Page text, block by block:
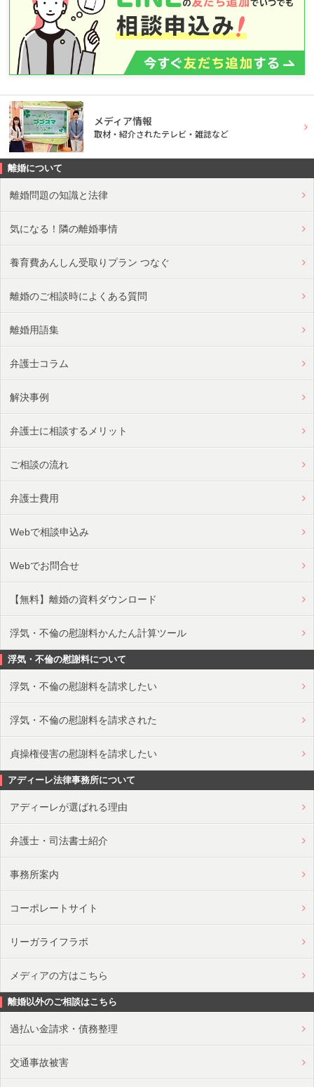
メディア情報
取材・紹介されたテレビ・雑誌など
離婚について
離婚問題の知識と法律
気になる！隣の離婚事情
養育費あんしん受取りプラン つなぐ
離婚のご相談時によくある質問
離婚用語集
弁護士コラム
解決事例
弁護士に相談するメリット
ご相談の流れ
弁護士費用
Webで相談申込み
Webでお問合せ
【無料】離婚の資料ダウンロード
浮気・不倫の慰謝料かんたん計算ツール
浮気・不倫の慰謝料について
浮気・不倫の慰謝料を請求したい
浮気・不倫の慰謝料を請求された
貞操権侵害の慰謝料を請求したい
アディーレ法律事務所について
アディーレが選ばれる理由
弁護士・司法書士紹介
事務所案内
コーポレートサイト
リーガライフラボ
メディアの方はこちら
離婚以外のご相談はこちら
過払い金請求・債務整理
交通事故被害